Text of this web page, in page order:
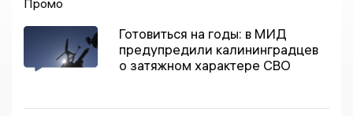
Готовиться на годы: в МИД
предупредили калининградцев
о затяжном характере СВО